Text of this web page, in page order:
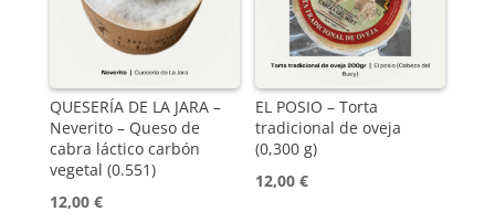
QUESERÍA DE LA JARA –
Neverito – Queso de
cabra láctico carbón
vegetal (0.551)
12,00 €
EL POSIO – Torta
tradicional de oveja
(0,300 g)
12,00€